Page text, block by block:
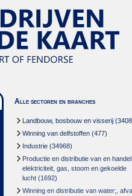
Alle sectoren en branches
Landbouw, bosbouw en visserij
Winning van delfstoffen (477)
Industrie (34968)
Productie en distributie van en
elektriciteit, gas, stoom en gekoelde
lucht (1692)
Winning en distributie van water;,